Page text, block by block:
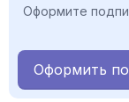
Оформите
Оформить